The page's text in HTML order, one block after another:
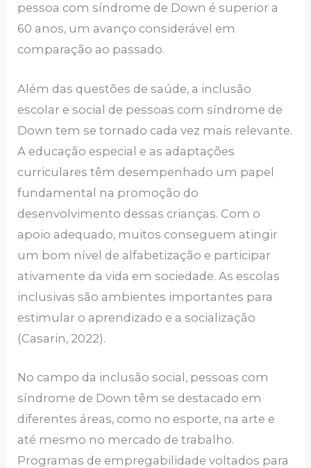
pessoa com síndrome de Down é superior a
60 anos, um avanço considerável em
comparação ao passado.
Além das questões de saúde, a inclusão
escolar e social de pessoas com síndrome de
Down tem se tornado cada vez mais relevante.
A educação especial e as adaptações
curriculares têm desempenhado um papel
fundamental na promoção do
desenvolvimento dessas crianças. Com o
apoio adequado, muitos conseguem atingir
um bom nível de alfabetização e participar
ativamente da vida em sociedade. As escolas
inclusivas são ambientes importantes para
estimular o aprendizado e a socialização
(Casarin, 2022).
No campo da inclusão social, pessoas com
síndrome de Down têm se destacado em
diferentes áreas, como no esporte, na arte e
até mesmo no mercado de trabalho.
Programas de empregabilidade voltados para